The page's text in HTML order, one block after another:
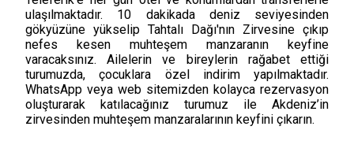
ulaşılmaktadır. 10 dakikada deniz seviyesinden
gökyüzüne yükselip Tahtalı Dağı'nın Zirvesine çıkıp
nefes kesen muhteşem manzaranın keyfine
varacaksınız. Ailelerin ve bireylerin rağabet ettiği
turumuzda, çocuklara özel indirim yapılmaktadır.
WhatsApp veya web sitemizden kolayca rezervasyon
oluşturarak katılacağınız turumuz ile Akdeniz’in
zirvesinden muhteşem manzaralarının keyfini çıkarın.